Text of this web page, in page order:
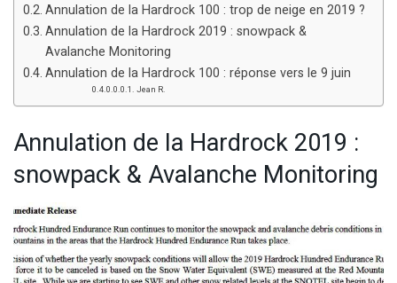
Annulation de la Hardrock 100 : trop de neige en 2019 ?
Annulation de la Hardrock 2019 : snowpack &
Avalanche Monitoring
Annulation de la Hardrock 100 : réponse vers le 9 juin
Jean R.
Annulation de la Hardrock 2019 :
snowpack & Avalanche Monitoring